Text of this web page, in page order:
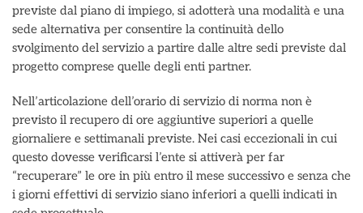
previste dal piano di impiego, si adotterà una modalità e una
sede alternativa per consentire la continuità dello
svolgimento del servizio a partire dalle altre sedi previste dal
progetto comprese quelle degli enti partner.
Nell’articolazione dell’orario di servizio di norma non è
previsto il recupero di ore aggiuntive superiori a quelle
giornaliere e settimanali previste. Nei casi eccezionali in cui
questo dovesse verificarsi l’ente si attiverà per far
“recuperare” le ore in più entro il mese successivo e senza che
i giorni effettivi di servizio siano inferiori a quelli indicati in